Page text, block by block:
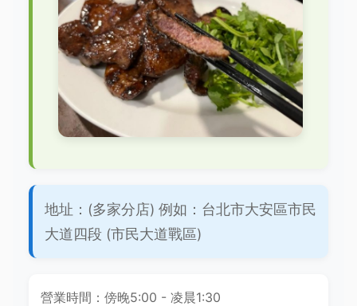
地址：(多家分店) 例如：台北市大安區市民
大道四段 (市民大道戰區)
營業時間：傍晚5:00 - 凌晨1:30